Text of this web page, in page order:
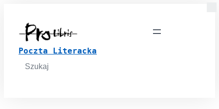
Poczta Literacka
Search
for: